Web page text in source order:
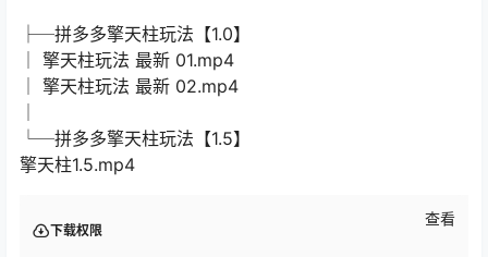
├─拼多多擎天柱玩法【1.0】
│ 擎天柱玩法 最新 01.mp4
│ 擎天柱玩法 最新 02.mp4
└─拼多多擎天柱玩法【1.5】
擎天柱1.5.mp4
下载权限
查看